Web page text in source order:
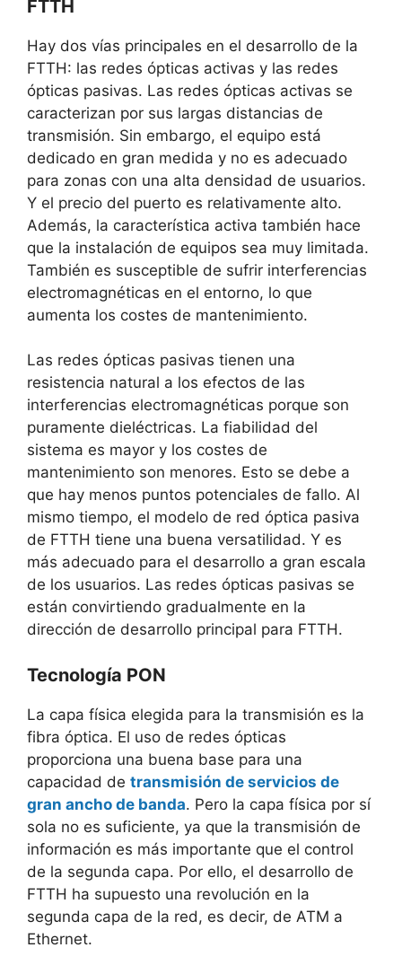
FTTH
Hay dos vías principales en el desarrollo de la
FTTH: las redes ópticas activas y las redes
ópticas pasivas. Las redes ópticas activas se
caracterizan por sus largas distancias de
transmisión. Sin embargo, el equipo está
dedicado en gran medida y no es adecuado
para zonas con una alta densidad de usuarios.
Y el precio del puerto es relativamente alto.
Además, la característica activa también hace
que la instalación de equipos sea muy limitada.
También es susceptible de sufrir interferencias
electromagnéticas en el entorno, lo que
aumenta los costes de mantenimiento.
Las redes ópticas pasivas tienen una
resistencia natural a los efectos de las
interferencias electromagnéticas porque son
puramente dieléctricas. La fiabilidad del
sistema es mayor y los costes de
mantenimiento son menores. Esto se debe a
que hay menos puntos potenciales de fallo. Al
mismo tiempo, el modelo de red óptica pasiva
de FTTH tiene una buena versatilidad. Y es
más adecuado para el desarrollo a gran escala
de los usuarios. Las redes ópticas pasivas se
están convirtiendo gradualmente en la
dirección de desarrollo principal para FTTH.
Tecnología PON
La capa física elegida para la transmisión es la
fibra óptica. El uso de redes ópticas
proporciona una buena base para una
capacidad de transmisión de servicios de
gran ancho de banda. Pero la capa física por sí
sola no es suficiente, ya que la transmisión de
información es más importante que el control
de la segunda capa. Por ello, el desarrollo de
FTTH ha supuesto una revolución en la
segunda capa de la red, es decir, de ATM a
Ethernet.